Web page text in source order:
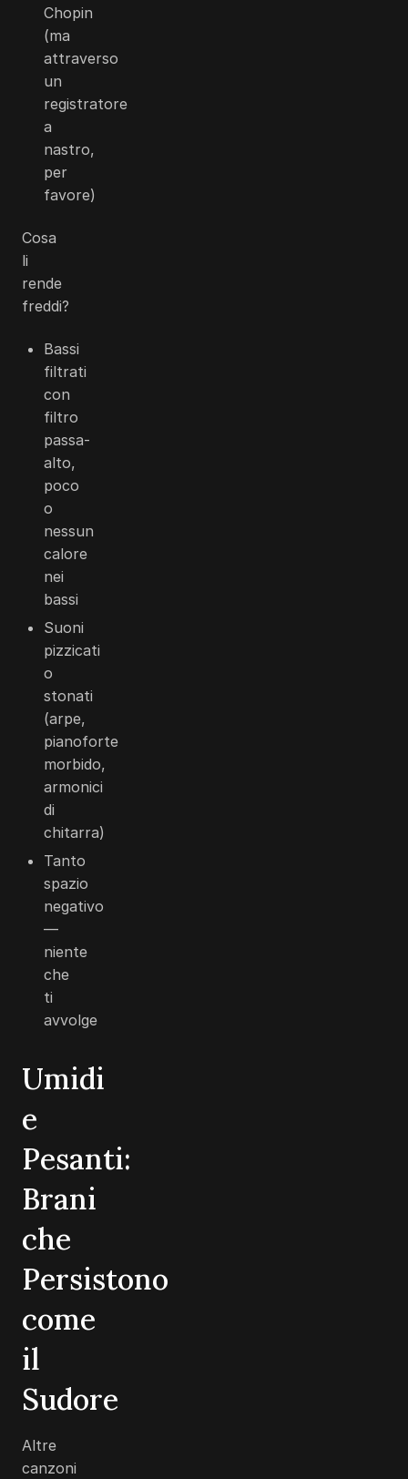
Chopin
(ma
attraverso
un
registratore
a
nastro,
per
favore)
Cosa
li
rende
freddi?
Bassi
filtrati
con
filtro
passa-
alto,
poco
o
nessun
calore
nei
bassi
Suoni
pizzicati
o
stonati
(arpe,
pianoforte
morbido,
armonici
di
chitarra)
Tanto
spazio
negativo
—
niente
che
ti
avvolge
Umidi
e
Pesanti:
Brani
che
Persistono
come
il
Sudore
Altre
canzoni